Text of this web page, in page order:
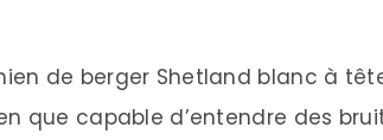
de berger Shetland blanc à
que capable d’entendre des